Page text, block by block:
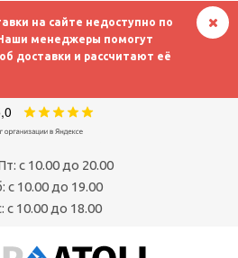
на сайте недоступно по
менеджеры помогут
доставки и рассчитают её
с 10.00 до 20.00
с 10.00 до 19.00
с 10.00 до 18.00